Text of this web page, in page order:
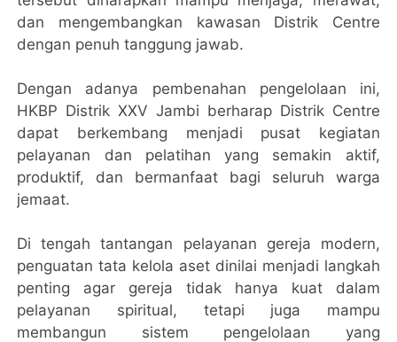
dan mengembangkan kawasan Distrik Centre
dengan penuh tanggung jawab.
Dengan adanya pembenahan pengelolaan ini,
HKBP Distrik XXV Jambi berharap Distrik Centre
dapat berkembang menjadi pusat kegiatan
pelayanan dan pelatihan yang semakin aktif,
produktif, dan bermanfaat bagi seluruh warga
jemaat.
Di tengah tantangan pelayanan gereja modern,
penguatan tata kelola aset dinilai menjadi langkah
penting agar gereja tidak hanya kuat dalam
pelayanan spiritual, tetapi juga mampu
membangun sistem pengelolaan yang